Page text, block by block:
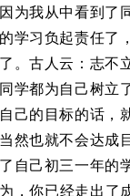
为我从中看到了
学习负起责任了
。古人云：志不
学都为自己树立
己的目标的话，
然也就不会达成
自己初三一年的
，你已经走出